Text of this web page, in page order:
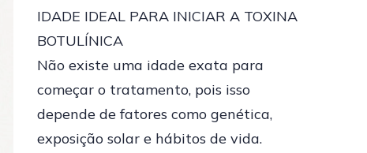
IDADE IDEAL PARA INICIAR A TOXINA
BOTULÍNICA
Não existe uma idade exata para
começar o tratamento, pois isso
depende de fatores como genética,
exposição solar e hábitos de vida.